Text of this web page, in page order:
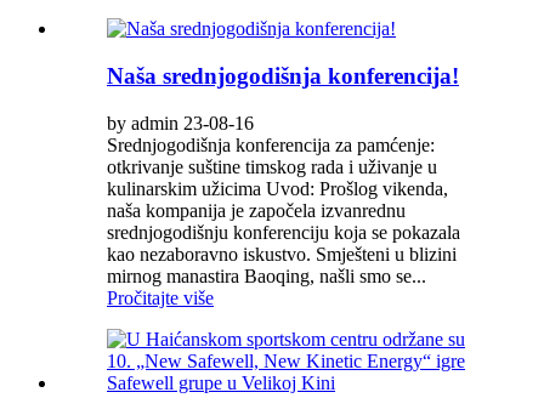
Naša srednjogodišnja konferencija!
by admin 23-08-16
Srednjogodišnja konferencija za pamćenje:
otkrivanje suštine timskog rada i uživanje u
kulinarskim užicima Uvod: Prošlog vikenda,
naša kompanija je započela izvanrednu
srednjogodišnju konferenciju koja se pokazala
kao nezaboravno iskustvo. Smješteni u blizini
mirnog manastira Baoqing, našli smo se...
Pročitajte više